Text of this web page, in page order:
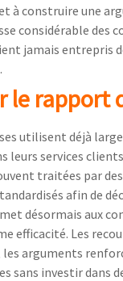
à construire une
considérable des
jamais entrepris
le rapport
utilisent déjà
leurs services
traitées par
afin de
désormais aux
efficacité. Les
arguments
sans investir dans